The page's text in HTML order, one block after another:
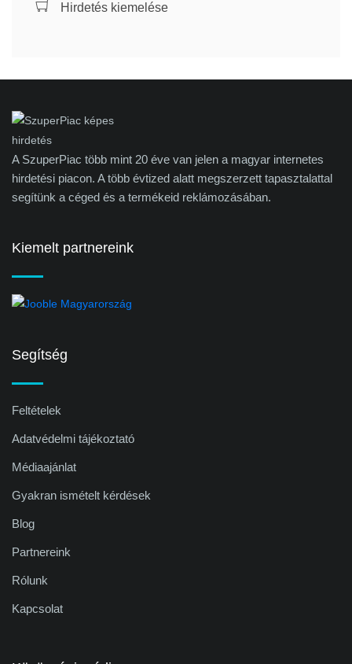
Hirdetés kiemelése
A SzuperPiac több mint 20 éve van jelen a magyar internetes
hirdetési piacon. A több évtized alatt megszerzett tapasztalattal
segítünk a céged és a termékeid reklámozásában.
Kiemelt partnereink
Segítség
Feltételek
Adatvédelmi tájékoztató
Médiaajánlat
Gyakran ismételt kérdések
Blog
Partnereink
Rólunk
Kapcsolat